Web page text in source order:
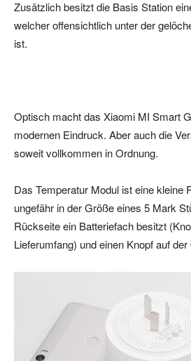
Zusätzlich besitzt die Basis Station
welcher offensichtlich unter der
ist.
Optisch macht das Xiaomi MI Smart
modernen Eindruck. Aber auch die
soweit vollkommen in Ordnung.
Das Temperatur Modul ist eine kleine
ungefähr in der Größe eines 5 Mark
Rückseite ein Batteriefach besitzt
Lieferumfang) und einen Knopf auf